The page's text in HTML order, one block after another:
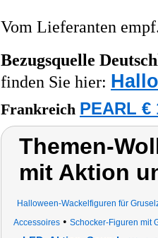
Vom Lieferanten
Bezugsquelle
finden Sie hier:
Frankreich PEARL €
Themen-
mit Aktion
Halloween-Wackelfiguren für
Accessoires • Schocker-Figuren mit